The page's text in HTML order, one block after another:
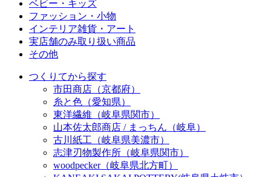
ベビー・キッズ
ファッション・小物
インテリア雑貨・アート
実店舗のみ取り扱い商品
その他
つくりてから探す
市田商店（京都府）
糸と色（愛知県）
東洋繊維（岐阜県関市）
山本佐太郎商店 / まっちん（岐阜）
古川紙工（岐阜県美濃市）
志津刃物製作所（岐阜県関市）
woodpecker（岐阜県北方町）